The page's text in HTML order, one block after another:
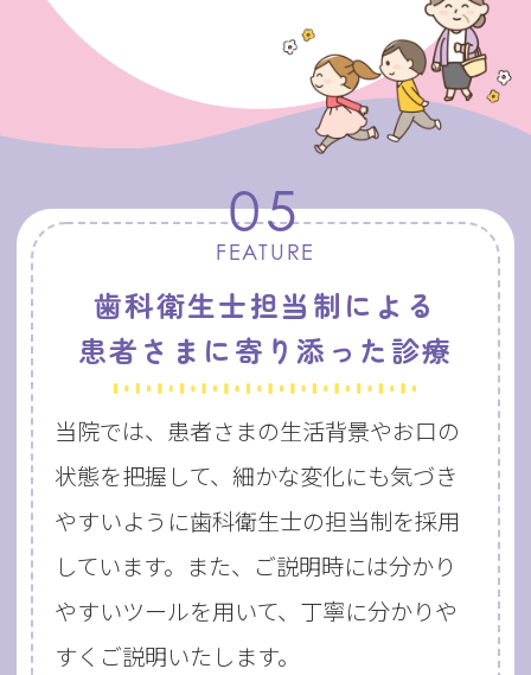
05
FEATURE
歯科衛生士担当制による
患者さまに寄り添った診療
当院では、患者さまの生活背景やお口の
状態を把握して、 細かな変化にも気づき
やすいように歯科衛生士の担当制を採用
しています。 また、ご説明時には分かり
やすいツールを用いて、 丁寧に分かりや
すくご説明いたします。